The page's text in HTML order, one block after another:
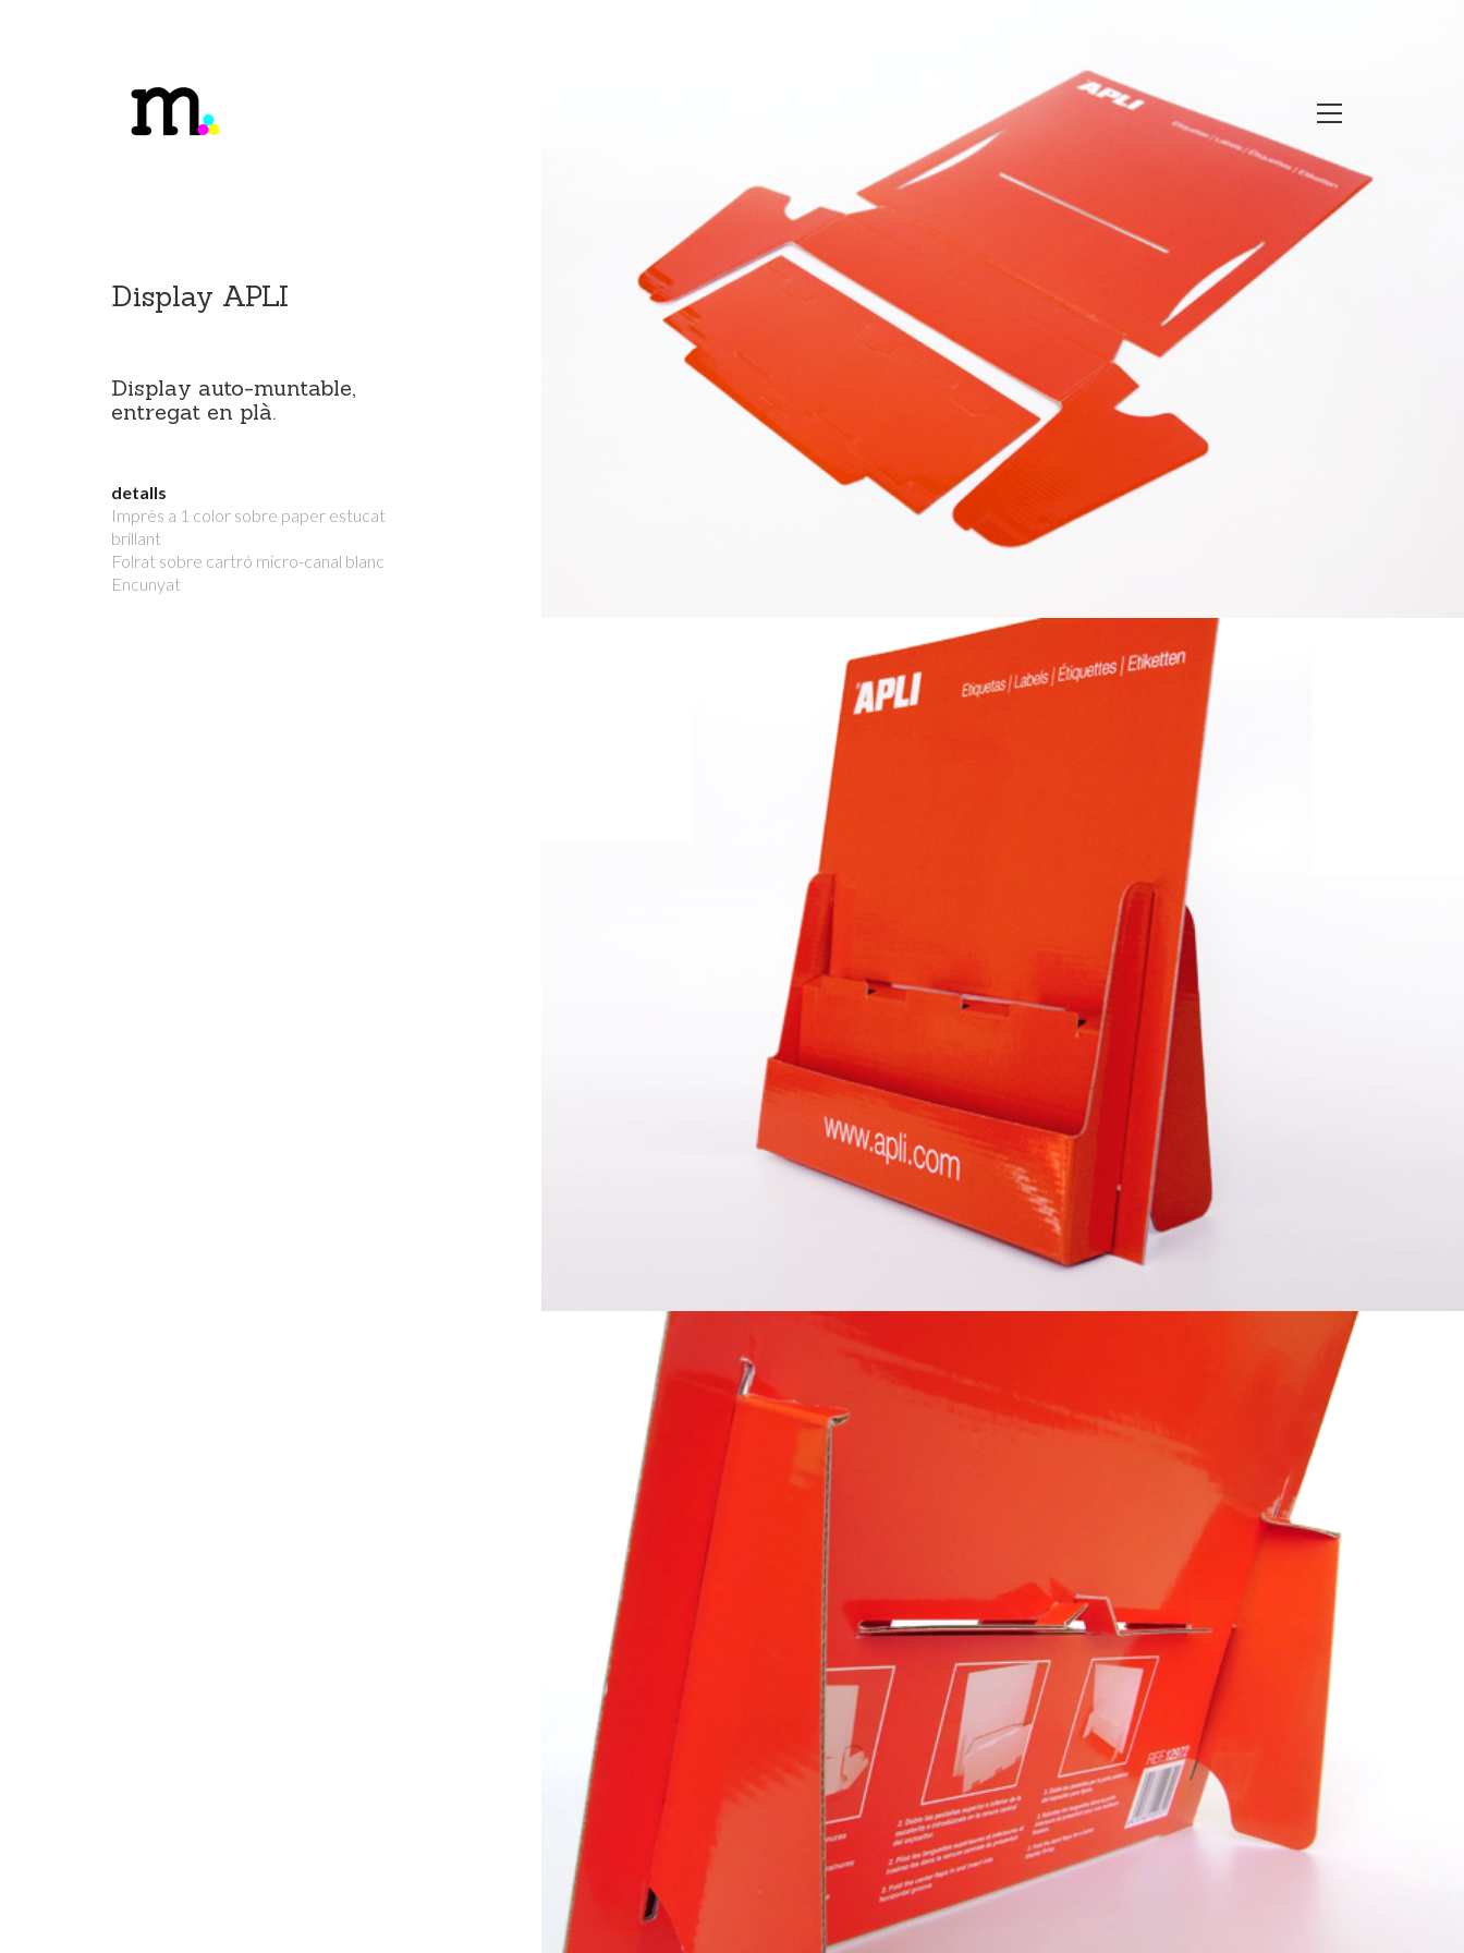
Display APLI
Display auto-muntable,
entregat en plà.
detalls
Imprès a 1 color sobre paper estucat
brillant
Folrat sobre cartró micro-canal blanc
Encunyat